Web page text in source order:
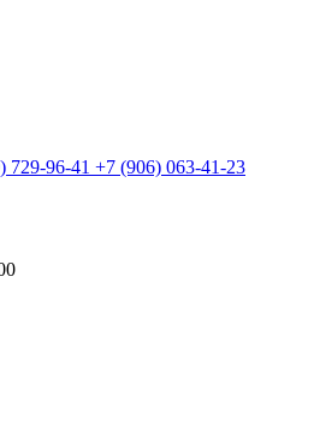
729-96-41 +7 (906) 063-41-23